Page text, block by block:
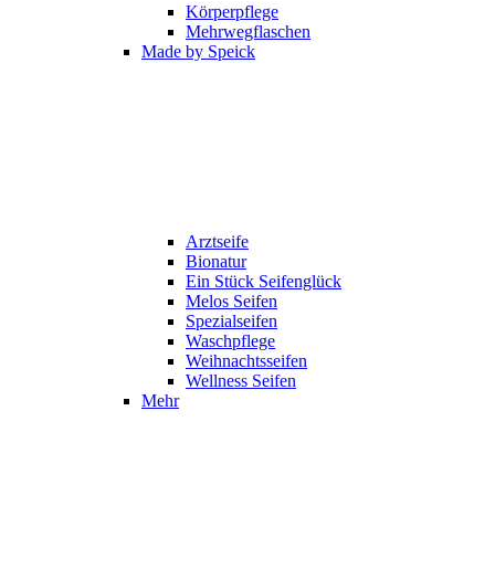
Körperpflege
Mehrwegflaschen
Made by Speick
Arztseife
Bionatur
Ein Stück Seifenglück
Melos Seifen
Spezialseifen
Waschpflege
Weihnachtsseifen
Wellness Seifen
Mehr